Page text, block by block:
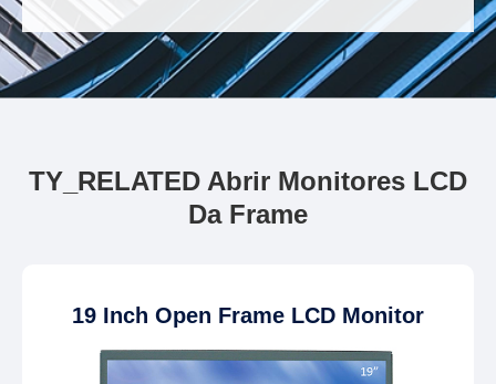
TY_RELATED Abrir Monitores LCD
Da Frame
19 Inch Open Frame LCD Monitor